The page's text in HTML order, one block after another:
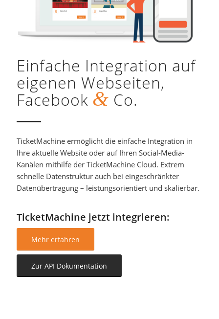
Einfache Integration auf
eigenen Webseiten,
Facebook & Co.
TicketMachine ermöglicht die einfache Integration in
Ihre aktuelle Website oder auf Ihren Social-Media-
Kanälen mithilfe der TicketMachine Cloud. Extrem
schnelle Datenstruktur auch bei eingeschränkter
Datenübertragung – leistungsorientiert und skalierbar.
TicketMachine jetzt integrieren:
Mehr erfahren
Zur API Dokumentation